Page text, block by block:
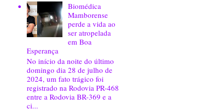
Biomédica
Mamborense
perde a vida ao
ser atropelada
em Boa
Esperança
No início da noite do último
domingo dia 28 de julho de
2024, um fato trágico foi
registrado na Rodovia PR-468
entre a Rodovia BR-369 e a
ci...